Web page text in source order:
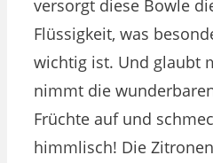
versorgt diese Bowle
Flüssigkeit, was
wichtig ist. Und glaubt
nimmt die
Früchte auf und
himmlisch! Die